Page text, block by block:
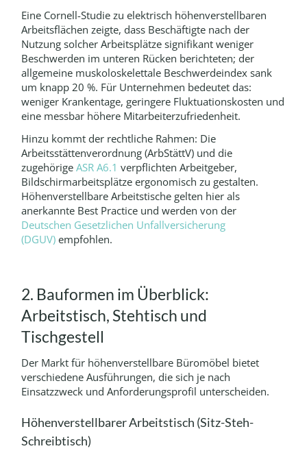
Eine Cornell-Studie zu elektrisch höhenverstellbaren
Arbeitsflächen zeigte, dass Beschäftigte nach der
Nutzung solcher Arbeitsplätze signifikant weniger
Beschwerden im unteren Rücken berichteten; der
allgemeine muskoloskelettale Beschwerdeindex sank
um knapp 20 %. Für Unternehmen bedeutet das:
weniger Krankentage, geringere Fluktuationskosten und
eine messbar höhere Mitarbeiterzufriedenheit.
Hinzu kommt der rechtliche Rahmen: Die
Arbeitsstättenverordnung (ArbStättV) und die
zugehörigeASR A6.1 verpflichten Arbeitgeber,
Bildschirmarbeitsplätze ergonomisch zu gestalten.
Höhenverstellbare Arbeitstische gelten hier als
anerkannte Best Practice und werden von der
Deutschen Gesetzlichen Unfallversicherung
(DGUV) empfohlen.
2. Bauformen im Überblick:
Arbeitstisch, Stehtisch und
Tischgestell
Der Markt für höhenverstellbare Büromöbel bietet
verschiedene Ausführungen, die sich je nach
Einsatzzweck und Anforderungsprofil unterscheiden.
Höhenverstellbarer Arbeitstisch (Sitz-Steh-
Schreibtisch)